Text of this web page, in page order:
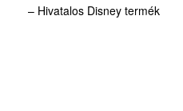
– Hivatalos Disney termék